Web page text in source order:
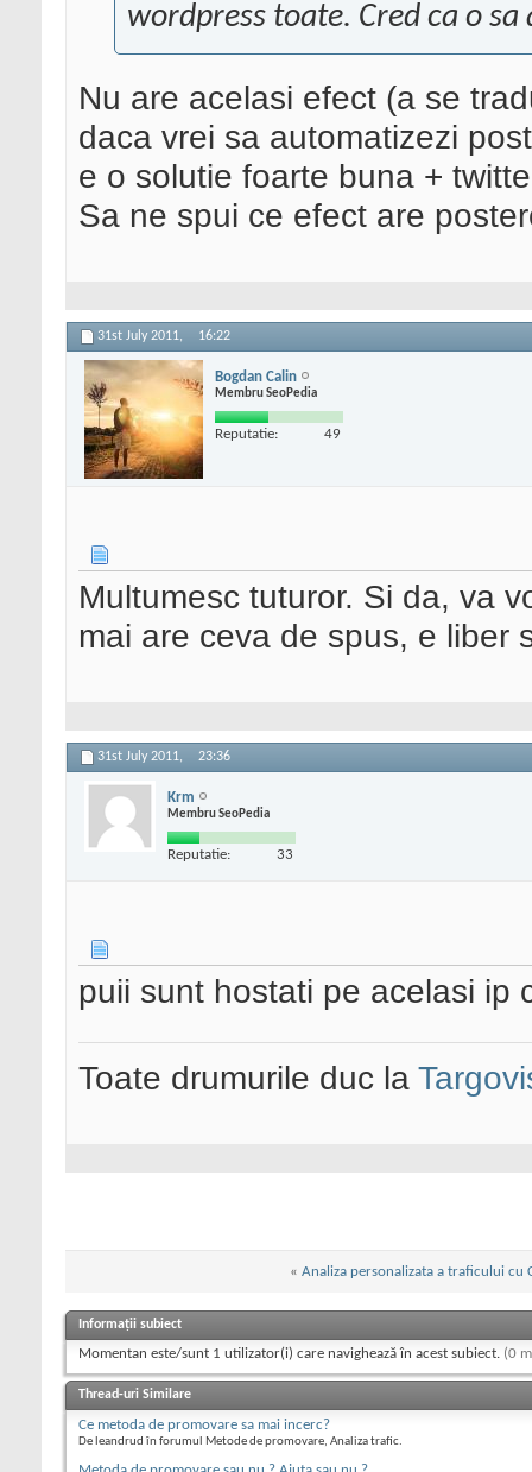
wordpress toate. Cred ca o
Nu are acelasi efect (a se
daca vrei sa automatizezi
e o solutie foarte buna +
Sa ne spui ce efect are
31st July 2011, 16:22
Bogdan Calin
Membru SeoPedia
Reputatie: 49
Multumesc tuturor. Si da, va
mai are ceva de spus, e liber
31st July 2011, 23:36
Krm
Membru SeoPedia
Reputatie: 33
puii sunt hostati pe acelasi ip
Toate drumurile duc la
« Analiza personalizata a traficului cu
Informații subiect
Momentan este/sunt 1 utilizator(i) care navighează în acest subiect. (0
Thread-uri Similare
Ce metoda de promovare sa mai incerc?
De leandrud în forumul Metode de promovare, Analiza trafic.